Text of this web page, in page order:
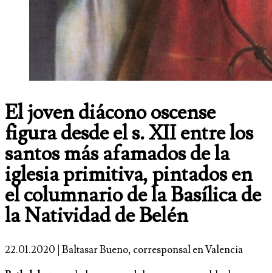
El joven diácono oscense
figura desde el s. XII entre los
santos más afamados de la
iglesia primitiva, pintados en
el columnario de la Basílica de
la Natividad de Belén
22.01.2020 | Baltasar Bueno, corresponsal en Valencia